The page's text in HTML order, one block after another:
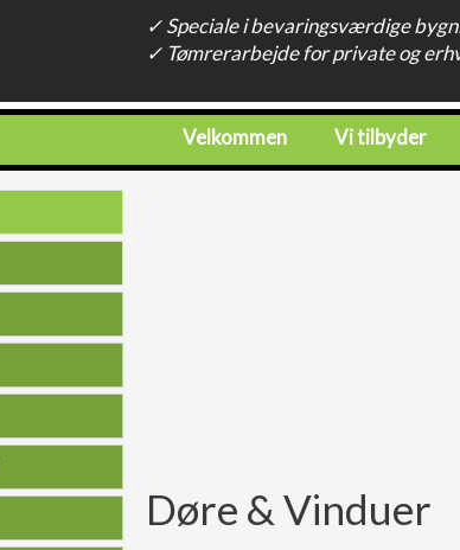
Velkommen Vi tilbyder
✓ Speciale i bevaringsværdige
✓ Tømrerarbejde for private og
Døre & Vinduer